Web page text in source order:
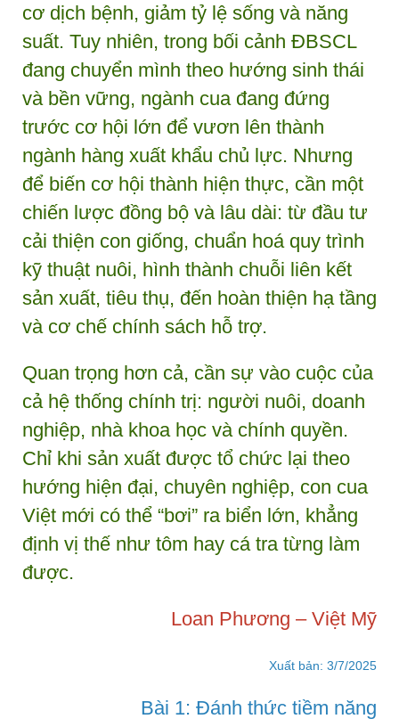
cơ dịch bệnh, giảm tỷ lệ sống và năng
suất. Tuy nhiên, trong bối cảnh ĐBSCL
đang chuyển mình theo hướng sinh thái
và bền vững, ngành cua đang đứng
trước cơ hội lớn để vươn lên thành
ngành hàng xuất khẩu chủ lực. Nhưng
để biến cơ hội thành hiện thực, cần một
chiến lược đồng bộ và lâu dài: từ đầu tư
cải thiện con giống, chuẩn hoá quy trình
kỹ thuật nuôi, hình thành chuỗi liên kết
sản xuất, tiêu thụ, đến hoàn thiện hạ tầng
và cơ chế chính sách hỗ trợ.
Quan trọng hơn cả, cần sự vào cuộc của
cả hệ thống chính trị: người nuôi, doanh
nghiệp, nhà khoa học và chính quyền.
Chỉ khi sản xuất được tổ chức lại theo
hướng hiện đại, chuyên nghiệp, con cua
Việt mới có thể “bơi” ra biển lớn, khẳng
định vị thế như tôm hay cá tra từng làm
được.
Loan Phương – Việt Mỹ
Xuất bản: 3/7/2025
Bài 1: Đánh thức tiềm năng